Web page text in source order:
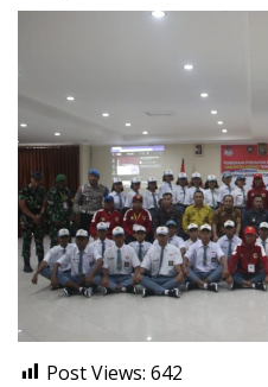
Post Views: 642